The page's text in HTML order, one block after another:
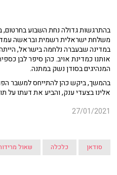
בהתרגשות גדולה נחת השבוע בחרטום,
משלחת ישראלית רשמית ובראשה עמד
במדינה שבעברה נלחמה בישראל,
אותנו כמדינת אויב. כהן סיפר לבן
המנהיגים בסודן נשק במתנה.
בהמשך, ביקש כהן להתייחס למשבר
אלינו בצעדי ענק, והביע את דעתו על
27/01/2021
סודאן כלכלה שאול